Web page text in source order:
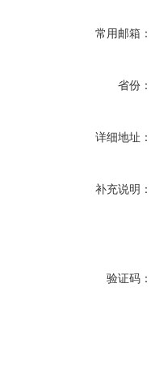
常用邮箱：
省份：
详细地址：
补充说明：
验证码：